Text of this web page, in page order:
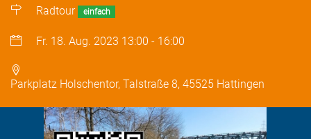
Radtour einfach
Fr. 18. Aug. 2023 13:00 - 16:00
Parkplatz Holschentor, Talstraße 8, 45525 Hattingen